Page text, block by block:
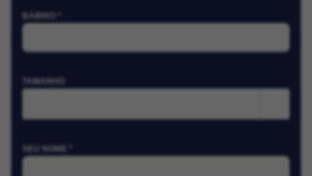
BAIRRO *
TAMANHO
SEU NOME *